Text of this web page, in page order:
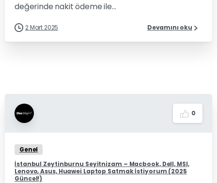
değerinde nakit ödeme ile...
2 Mart 2025 Devamını oku
0
Genel
İstanbul Zeytinburnu Seyitnizam – Macbook, Dell, MSI,
Lenovo, Asus, Huawei Laptop Satmak İstiyorum (2025
Güncel!)